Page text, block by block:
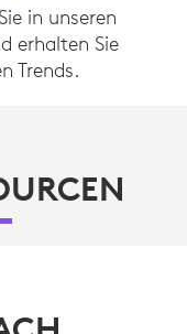
in unseren
erhalten Sie
Trends.